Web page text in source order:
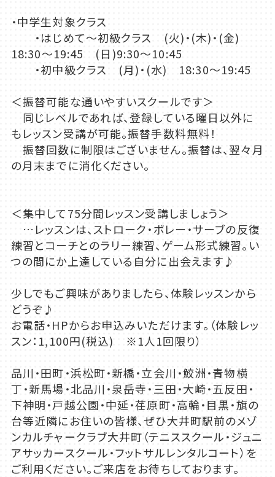
・中学生対象クラス
・はじめて～初級クラス (火)・(木)・(金)
18:30～19:45 (日)9:30～10:45
・初中級クラス (月)・(水) 18:30～19:45
＜振替可能な通いやすいスクールです＞
同じレベルであれば、登録している曜日以外に
もレッスン受講が可能。振替手数料無料！
振替回数に制限はございません。振替は、翌々月
の月末までに消化ください。
＜集中して75分間レッスン受講しましょう＞
…レッスンは、ストローク・ボレー・サーブの反復
練習とコーチとのラリー練習、ゲーム形式練習。い
つの間にか上達している自分に出会えます♪
少しでもご興味がありましたら、体験レッスンから
どうぞ♪
お電話・HPからお申込みいただけます。（体験レッ
スン：1,100円(税込) ※1人1回限り）
品川・田町・浜松町・新橋・立会川・鮫洲・青物横
丁・新馬場・北品川・泉岳寺・三田・大崎・五反田・
下神明・戸越公園・中延・荏原町・高輪・目黒・旗の
台等近隣にお住いの皆様、ぜひ大井町駅前のメゾ
ンカルチャークラブ大井町（テニススクール・ジュニ
アサッカースクール・フットサルレンタルコート）を
ご利用ください。ご来店をお待ちしております。